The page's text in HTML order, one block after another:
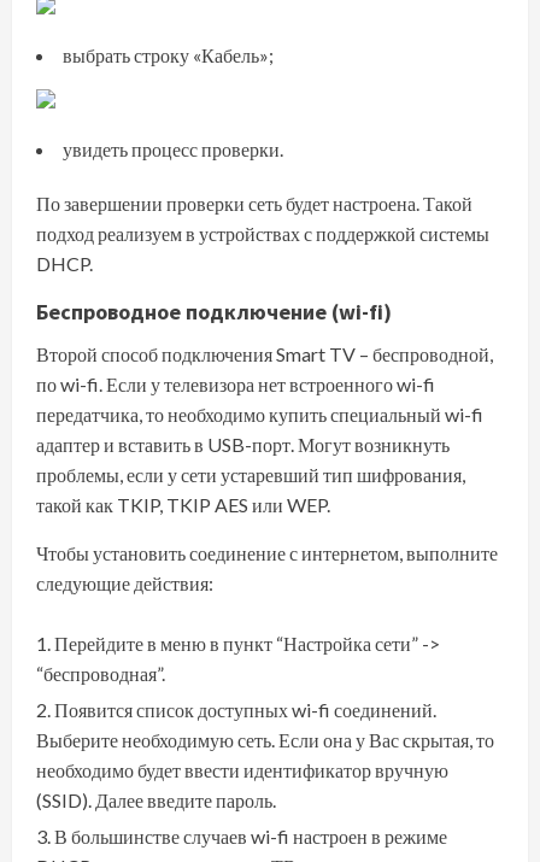
выбрать строку «Кабель»;
увидеть процесс проверки.
По завершении проверки сеть будет настроена. Такой
подход реализуем в устройствах с поддержкой системы
DHCP.
Беспроводное подключение (wi-fi)
Второй способ подключения Smart TV – беспроводной,
по wi-fi. Если у телевизора нет встроенного wi-fi
передатчика, то необходимо купить специальный wi-fi
адаптер и вставить в USB-порт. Могут возникнуть
проблемы, если у сети устаревший тип шифрования,
такой как TKIP, TKIP AES или WEP.
Чтобы установить соединение с интернетом, выполните
следующие действия:
Перейдите в меню в пункт “Настройка сети” ->
“беспроводная”.
Появится список доступных wi-fi соединений.
Выберите необходимую сеть. Если она у Вас скрытая, то
необходимо будет ввести идентификатор вручную
(SSID). Далее введите пароль.
В большинстве случаев wi-fi настроен в режиме